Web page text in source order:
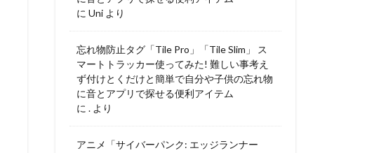
に Uni より
忘れ物防止タグ「Tile Pro」「Tile Slim」 ス
マートトラッカー使ってみた! 難しい事考え
ず付けとくだけと簡単で自分や子供の忘れ物
に音とアプリで探せる便利アイテム
に . より
アニメ「サイバーパンク: エッジランナー